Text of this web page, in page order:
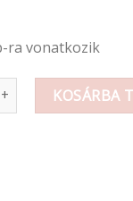
ra vonatkozik
7cm mennyiség
KOSÁRBA